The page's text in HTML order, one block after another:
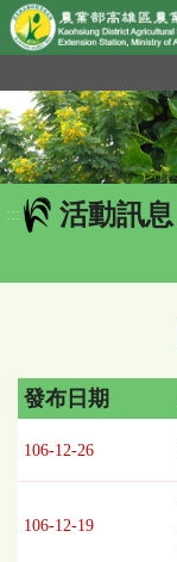
網頁置頂
到
主
要
內
容
區
::: 活動訊息
動
訊
列
發布日期
106-12-26
106-12-19